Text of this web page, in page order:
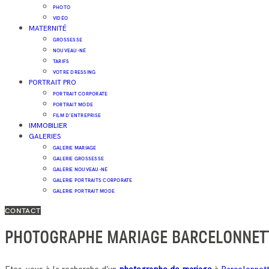
PHOTO
VIDÉO
MATERNITÉ
GROSSESSE
NOUVEAU-NÉ
TARIFS
VOTRE DRESSING
PORTRAIT PRO
PORTRAIT CORPORATE
PORTRAIT MODE
FILM D’ENTREPRISE
IMMOBILIER
GALERIES
GALERIE MARIAGE
GALERIE GROSSESSE
GALERIE NOUVEAU-NÉ
GALERIE PORTRAITS CORPORATE
GALERIE PORTRAIT MODE
CONTACT
PHOTOGRAPHE MARIAGE